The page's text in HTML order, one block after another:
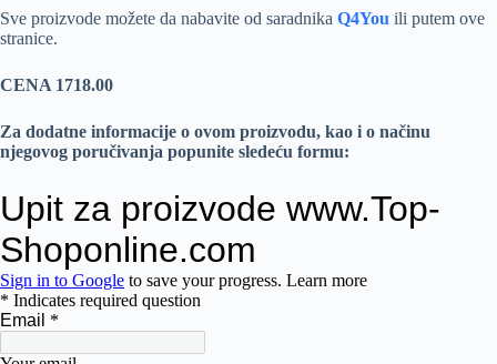
Sve proizvode možete da nabavite od saradnika Q4You ili putem ove
stranice.
CENA 1718.00
Za dodatne informacije o ovom proizvodu, kao i o načinu
njegovog poručivanja popunite sledeću formu: